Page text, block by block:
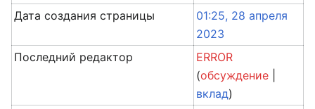
Дата создания страницы
01:25, 28 апреля
2023
Последний редактор
ERROR
(обсуждение
вклад)